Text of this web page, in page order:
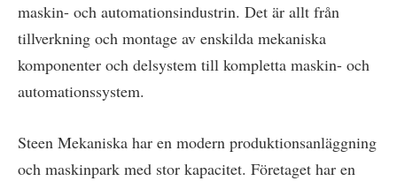
maskin- och automationsindustrin. Det är allt från
tillverkning och montage av enskilda mekaniska
komponenter och delsystem till kompletta maskin- och
automationssystem.
Steen Mekaniska har en modern produktionsanläggning
och maskinpark med stor kapacitet. Företaget har en